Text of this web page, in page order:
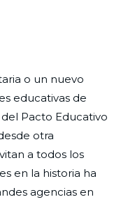
o un nuevo
educativas de
Pacto Educativo
otra
a todos los
en la historia ha
agencias en